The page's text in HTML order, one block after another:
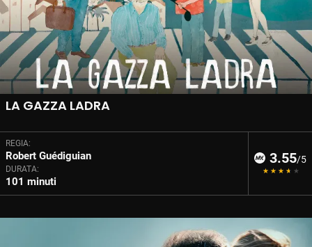
LA GAZZA LADRA
REGIA:
Robert Guédiguian
DURATA:
101 minuti
3.55/5